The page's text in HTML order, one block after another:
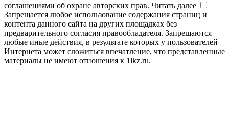
соглашениями об охране авторских прав. Читать далее
Запрещается любое использование содержания страниц и
контента данного сайта на других площадках без
предварительного согласия правообладателя. Запрещаются
любые иные действия, в результате которых у пользователей
Интернета может сложиться впечатление, что представленные
материалы не имеют отношения к 1lkz.ru.